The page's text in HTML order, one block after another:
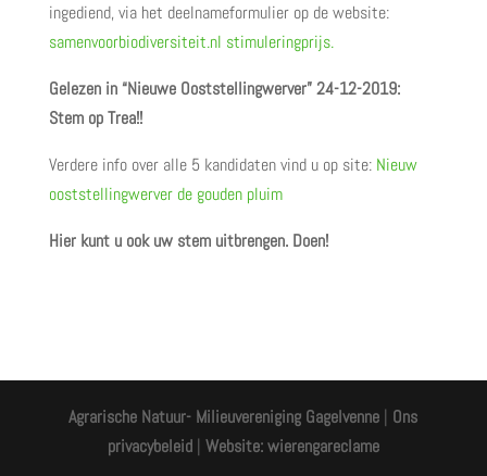
ingediend, via het deelnameformulier op de website:
samenvoorbiodiversiteit.nl stimuleringprijs.
Gelezen in “Nieuwe Ooststellingwerver” 24-12-2019:
Stem op Trea!!
Verdere info over alle 5 kandidaten vind u op site: Nieuw
ooststellingwerver de gouden pluim
Hier kunt u ook uw stem uitbrengen. Doen!
Agrarische Natuur- Milieuvereniging Gagelvenne | Ons
privacybeleid| Website: wierengareclame